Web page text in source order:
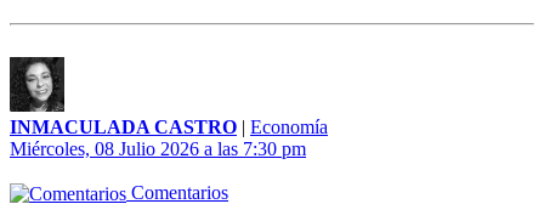
INMACULADA CASTRO | Economía
Miércoles, 08 Julio 2026 a las 7:30 pm
Comentarios